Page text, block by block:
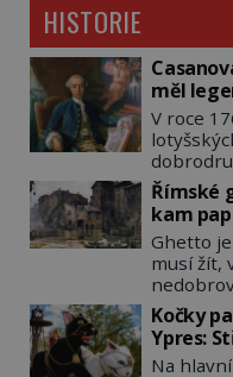
HISTORIE
měl
V roce
Giacoma
cesta k
však
výletem,
cestou
Jaký cíl
když se
lotyšské
Římské
kam
dohodil
Ghetto
musí žít,
Kočky
Ypres:
který
Na